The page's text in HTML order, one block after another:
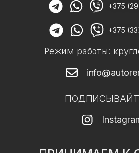
+375
+375
Режим работы: